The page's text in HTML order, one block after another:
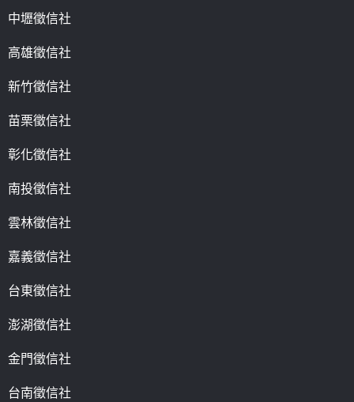
中壢徵信社
高雄徵信社
新竹徵信社
苗栗徵信社
彰化徵信社
南投徵信社
雲林徵信社
嘉義徵信社
台東徵信社
澎湖徵信社
金門徵信社
台南徵信社